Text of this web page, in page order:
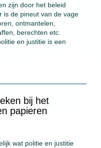
zijn door het beleid
is de pineut van de vage
ontmantelen,
berechten etc.
en justitie is een
bij het
papieren
wat politie en justitie